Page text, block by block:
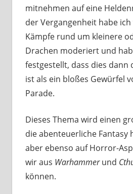
mitnehmen auf eine
der Vergangenheit habe
Kämpfe rund um kleinere
Drachen moderiert und
festgestellt, dass dies dann
ist als ein bloßes Gewürfel
Parade.
Dieses Thema wird einen
die abenteuerliche Fantasy
aber ebenso auf Horror-
wir aus Warhammerund
können.